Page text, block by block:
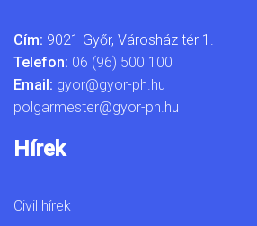
Cím: 9021 Győr, Városház tér 1.
Telefon: 06 (96) 500 100
Email: gyor@gyor-ph.hu
polgarmester@gyor-ph.hu
Hírek
Civil hírek